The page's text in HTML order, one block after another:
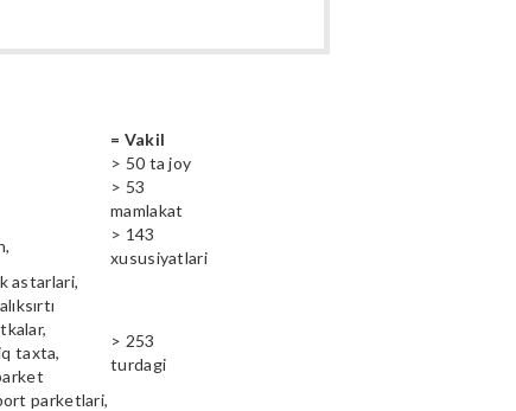
= Vakil
> 50 ta joy
> 53
mamlakat
> 143
xususiyatlari
astarlari,
taxta,
parketlari,
> 253
turdagi